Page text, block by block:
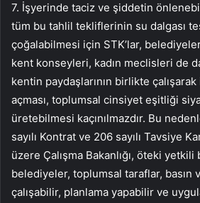
7. İşyerinde taciz ve şiddetin
tüm bu tahlil tekliflerinin su dalgası
çoğalabilmesi için STK’lar,
kent konseyleri, kadın meclisleri de
kentin paydaşlarının birlikte
açması, toplumsal cinsiyet eşitliği
üretebilmesi kaçınılmazdır. Bu
sayılı Kontrat ve 206 sayılı Tavsiye
üzere Çalışma Bakanlığı, öteki yetkili
belediyeler, toplumsal taraflar, basın
çalışabilir, planlama yapabilir ve